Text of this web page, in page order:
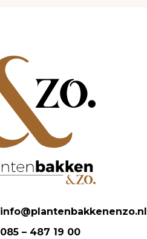
info@plantenbakkenenzo.nl
085 – 487 19 00